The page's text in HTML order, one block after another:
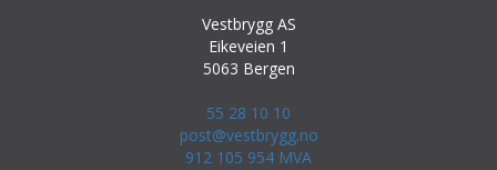
Vestbrygg AS
Eikeveien 1
5063 Bergen
55 28 10 10
post@vestbrygg.no
912 105 954 MVA